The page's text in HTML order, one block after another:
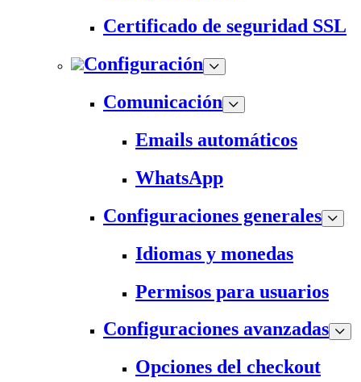
Certificado de seguridad SSL
Configuración
Comunicación
Emails automáticos
WhatsApp
Configuraciones generales
Idiomas y monedas
Permisos para usuarios
Configuraciones avanzadas
Opciones del checkout